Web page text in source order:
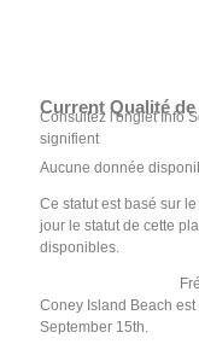
Current Qualité de
Consultez l'onglet Info
signifient
Aucune donnée
Ce statut est basé sur
jour le statut de cette
disponibles.
Coney Island Beach
September 15th.